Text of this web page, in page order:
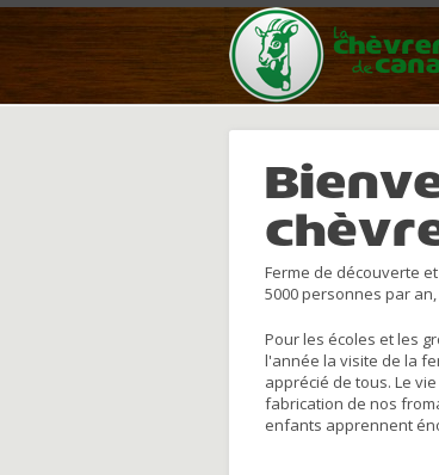
Ferme de découverte
5000 personnes par
Pour les écoles et les
l'année la visite de la
apprécié de tous. Le
fabrication de nos
enfants apprennent